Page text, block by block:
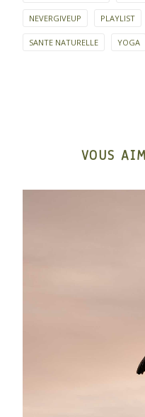
NEVERGIVEUP PLAYLIST
SANTE NATURELLE YOGA
VOUS